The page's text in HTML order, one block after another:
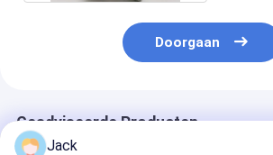
Doorgaan
Geadviseerde Producten
Jack